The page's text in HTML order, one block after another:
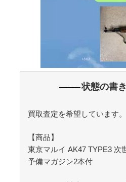
―――状態の書
買取査定を希望しています。
【商品】
東京マルイ AK47 TYPE3 次
予備マガジン2本付